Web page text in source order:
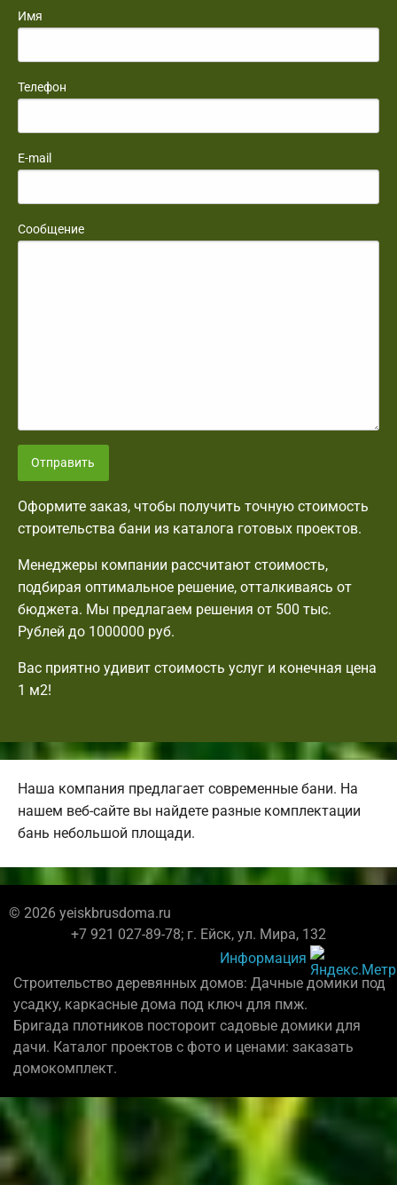
Имя
Телефон
E-mail
Сообщение
Отправить
Оформите заказ, чтобы получить точную стоимость
строительства бани из каталога готовых проектов.
Менеджеры компании рассчитают стоимость,
подбирая оптимальное решение, отталкиваясь от
бюджета. Мы предлагаем решения от 500 тыс.
Рублей до 1000000 руб.
Вас приятно удивит стоимость услуг и конечная цена
1 м2!
Наша компания предлагает современные бани. На
нашем веб-сайте вы найдете разные комплектации
бань небольшой площади.
© 2026 yeiskbrusdoma.ru
+7 921 027-89-78; г. Ейск, ул. Мира, 132
Информация
Строительство деревянных домов: Дачные домики под
усадку, каркасные дома под ключ для пмж.
Бригада плотников постороит садовые домики для
дачи. Каталог проектов с фото и ценами: заказать
домокомплект.